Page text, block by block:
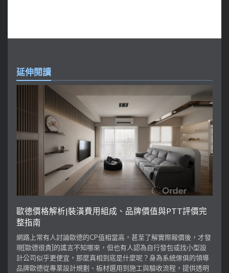
延伸閱讀
歐德價格解析|裝潢費用組成、品牌價值與PTT評價完
整指南
網路上常有人討論歐德的CP值相當高，甚至了解實際報價後，才發
現[歐德很貴]的謠言不知哪來，但也有人認為自行發包或找小型設
計公司似乎更便宜，那麼真相到底是什麼呢？身為系統傢俱的領導
品牌歐德從專業設計規劃、板材選用到施工與驗收流程，提供透明